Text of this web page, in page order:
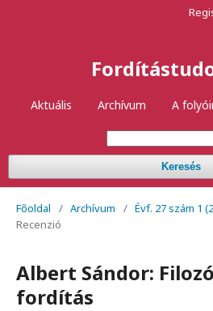
Aktuális Archívum A
Keresés
Főoldal / Archívum / Évf. 27 szám 1
Recenzió
Albert Sándor:
fordítás